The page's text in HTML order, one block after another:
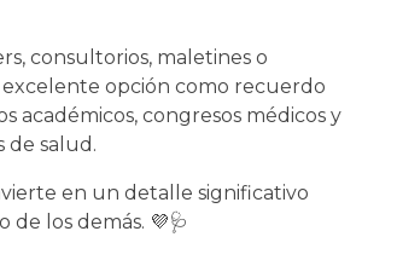
consultorios, maletines o
opción como recuerdo
académicos, congresos médicos y
de salud.
en un detalle significativo
de los demás. 💜🩺